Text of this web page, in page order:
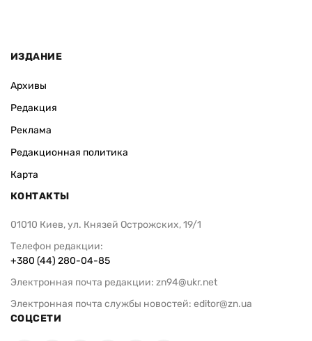
ИЗДАНИЕ
Архивы
Редакция
Реклама
Редакционная политика
Карта
КОНТАКТЫ
01010 Киев, ул. Князей Острожских, 19/1
Телефон редакции:
+380 (44) 280-04-85
Электронная почта редакции: zn94@ukr.net
Электронная почта службы новостей: editor@zn.ua
СОЦСЕТИ